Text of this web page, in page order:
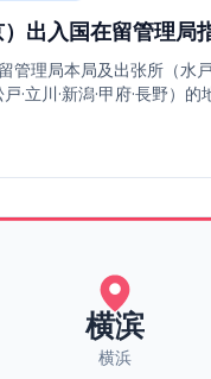
出入国在留管理局
管理局本局及出张所（水戸
戸·立川·新潟·甲府·長野）